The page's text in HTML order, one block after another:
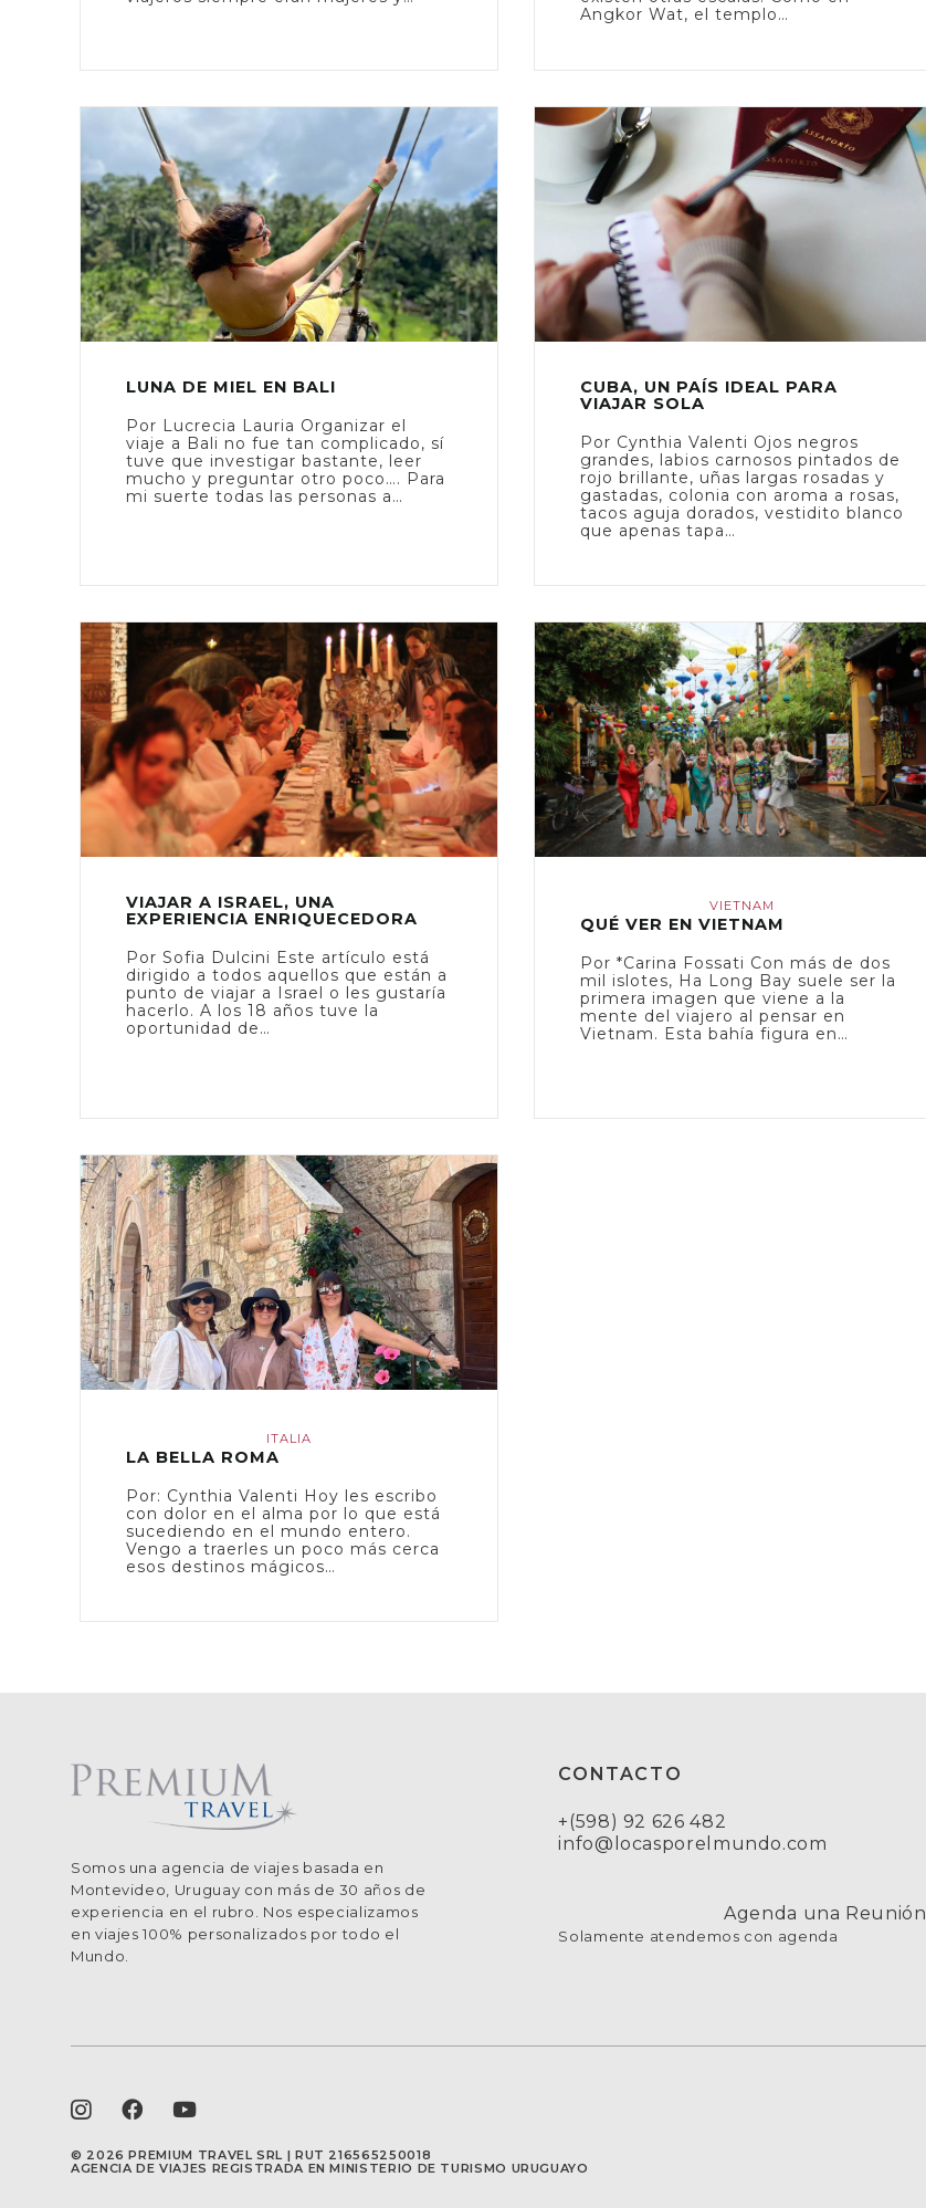
Angkor Wat, el templo…
LUNA DE MIEL EN BALI
Por Lucrecia Lauria Organizar el
viaje a Bali no fue tan complicado, sí
tuve que investigar bastante, leer
mucho y preguntar otro poco…. Para
mi suerte todas las personas a…
CUBA, UN PAÍS IDEAL PARA
VIAJAR SOLA
Por Cynthia Valenti Ojos negros
grandes, labios carnosos pintados de
rojo brillante, uñas largas rosadas y
gastadas, colonia con aroma a rosas,
tacos aguja dorados, vestidito blanco
que apenas tapa…
VIAJAR A ISRAEL, UNA
EXPERIENCIA ENRIQUECEDORA
Por Sofia Dulcini Este artículo está
dirigido a todos aquellos que están a
punto de viajar a Israel o les gustaría
hacerlo. A los 18 años tuve la
oportunidad de…
VIETNAM
QUÉ VER EN VIETNAM
Por *Carina Fossati Con más de dos
mil islotes, Ha Long Bay suele ser la
primera imagen que viene a la
mente del viajero al pensar en
Vietnam. Esta bahía figura en…
ITALIA
LA BELLA ROMA
Por: Cynthia Valenti Hoy les escribo
con dolor en el alma por lo que está
sucediendo en el mundo entero.
Vengo a traerles un poco más cerca
esos destinos mágicos…
Somos una agencia de viajes basada en
Montevideo, Uruguay con más de 30 años de
experiencia en el rubro. Nos especializamos
en viajes 100% personalizados por todo el
Mundo.
CONTACTO
+(598) 92 626 482
info@locasporelmundo.com
Agenda una Reunión
Solamente atendemos con agenda
© 2026 PREMIUM TRAVEL SRL | RUT 216565250018
AGENCIA DE VIAJES REGISTRADA EN MINISTERIO DE TURISMO URUGUAYO